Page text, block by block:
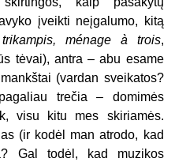
įveikti neįgalumo, kitą
trikampis, ménage à trois,
tėvai), antra – abu esame
(vardan sveikatos?
trečia – domimės
visu kitu mes skiriamės.
(ir kodėl man atrodo, kad
Gal todėl, kad muzikos